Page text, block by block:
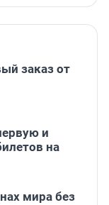
заказ от
и
на
мира без